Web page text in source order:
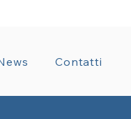
Contatti